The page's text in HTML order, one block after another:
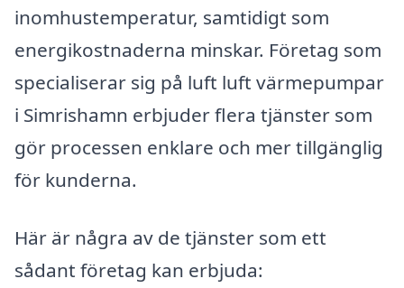
inomhustemperatur, samtidigt som
energikostnaderna minskar. Företag som
specialiserar sig på luft luft värmepumpar
i Simrishamn erbjuder flera tjänster som
gör processen enklare och mer tillgänglig
för kunderna.
Här är några av de tjänster som ett
sådant företag kan erbjuda: